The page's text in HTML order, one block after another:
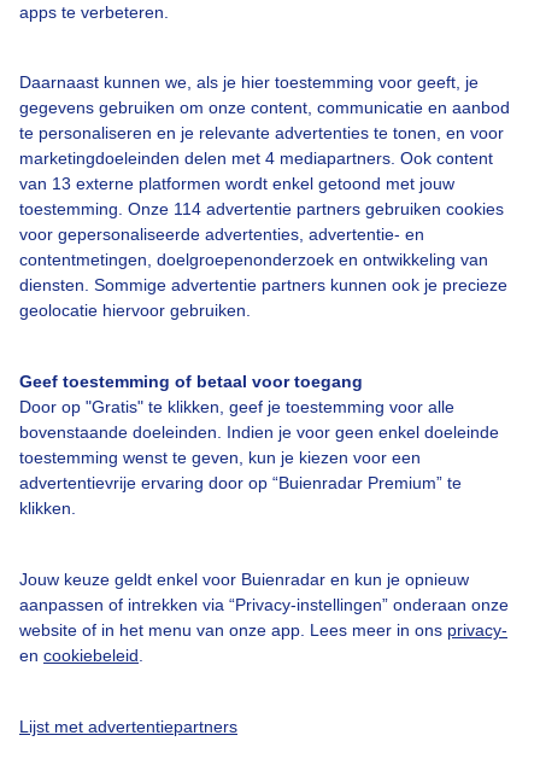
apps te verbeteren.
Daarnaast kunnen we, als je hier toestemming voor geeft, je
gegevens gebruiken om onze content, communicatie en aanbod
te personaliseren en je relevante advertenties te tonen, en voor
marketingdoeleinden delen met 4 mediapartners. Ook content
van 13 externe platformen wordt enkel getoond met jouw
toestemming. Onze 114 advertentie partners gebruiken cookies
voor gepersonaliseerde advertenties, advertentie- en
contentmetingen, doelgroepenonderzoek en ontwikkeling van
diensten. Sommige advertentie partners kunnen ook je precieze
geolocatie hiervoor gebruiken.
Geef toestemming of betaal voor toegang
Door op "Gratis" te klikken, geef je toestemming voor alle
bovenstaande doeleinden. Indien je voor geen enkel doeleinde
toestemming wenst te geven, kun je kiezen voor een
advertentievrije ervaring door op “Buienradar Premium” te
klikken.
Jouw keuze geldt enkel voor Buienradar en kun je opnieuw
aanpassen of intrekken via “Privacy-instellingen” onderaan onze
website of in het menu van onze app. Lees meer in ons privacy-
en cookiebeleid
Lijst met advertentiepartners
Over Buienradar
Bedrijfsgegevens
Contact
Toegankelijkheid
Gebruikersvoorwaarden
Privacy beleid
Cookie beleid
Gratis weerdata